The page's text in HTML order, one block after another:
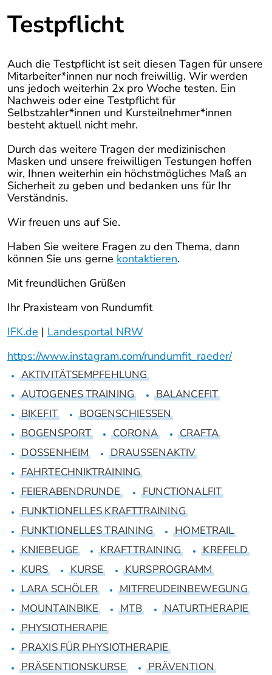
Testpflicht
Auch die Testpflicht ist seit diesen Tagen für unsere
Mitarbeiter*innen nur noch freiwillig. Wir werden
uns jedoch weiterhin 2x pro Woche testen. Ein
Nachweis oder eine Testpflicht für
Selbstzahler*innen und Kursteilnehmer*innen
besteht aktuell nicht mehr.
Durch das weitere Tragen der medizinischen
Masken und unsere freiwilligen Testungen hoffen
wir, Ihnen weiterhin ein höchstmögliches Maß an
Sicherheit zu geben und bedanken uns für Ihr
Verständnis.
Wir freuen uns auf Sie.
Haben Sie weitere Fragen zu den Thema, dann
können Sie uns gerne kontaktieren.
Mit freundlichen Grüßen
Ihr Praxisteam von Rundumfit
IFK.de | Landesportal NRW
https://www.instagram.com/rundumfit_raeder/
AKTIVITÄTSEMPFEHLUNG
AUTOGENES TRAINING
BALANCEFIT
BIKEFIT
BOGENSCHIESSEN
BOGENSPORT
CORONA
CRAFTA
DOSSENHEIM
DRAUSSENAKTIV
FAHRTECHNIKTRAINING
FEIERABENDRUNDE
FUNCTIONALFIT
FUNKTIONELLES KRAFTTRAINING
FUNKTIONELLES TRAINING
HOMETRAIL
KNIEBEUGE
KRAFTTRAINING
KREFELD
KURS
KURSE
KURSPROGRAMM
LARA SCHÖLER
MITFREUDEINBEWEGUNG
MOUNTAINBIKE
MTB
NATURTHERAPIE
PHYSIOTHERAPIE
PRAXIS FÜR PHYSIOTHERAPIE
PRÄSENTIONSKURSE
PRÄVENTION